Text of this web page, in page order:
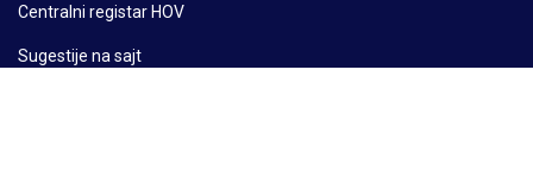
Centralni registar HOV
Sugestije na sajt